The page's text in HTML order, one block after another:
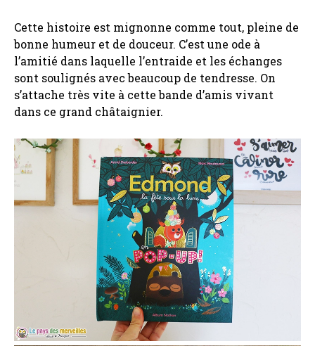
Cette histoire est mignonne comme tout, pleine de
bonne humeur et de douceur. C’est une ode à
l’amitié dans laquelle l’entraide et les échanges
sont soulignés avec beaucoup de tendresse. On
s’attache très vite à cette bande d’amis vivant
dans ce grand châtaignier.